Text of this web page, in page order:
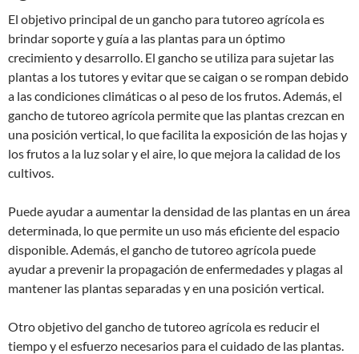
El objetivo principal de un gancho para tutoreo agrícola es
brindar soporte y guía a las plantas para un óptimo
crecimiento y desarrollo. El gancho se utiliza para sujetar las
plantas a los tutores y evitar que se caigan o se rompan debido
a las condiciones climáticas o al peso de los frutos. Además, el
gancho de tutoreo agrícola permite que las plantas crezcan en
una posición vertical, lo que facilita la exposición de las hojas y
los frutos a la luz solar y el aire, lo que mejora la calidad de los
cultivos.
Puede ayudar a aumentar la densidad de las plantas en un área
determinada, lo que permite un uso más eficiente del espacio
disponible. Además, el gancho de tutoreo agrícola puede
ayudar a prevenir la propagación de enfermedades y plagas al
mantener las plantas separadas y en una posición vertical.
Otro objetivo del gancho de tutoreo agrícola es reducir el
tiempo y el esfuerzo necesarios para el cuidado de las plantas.